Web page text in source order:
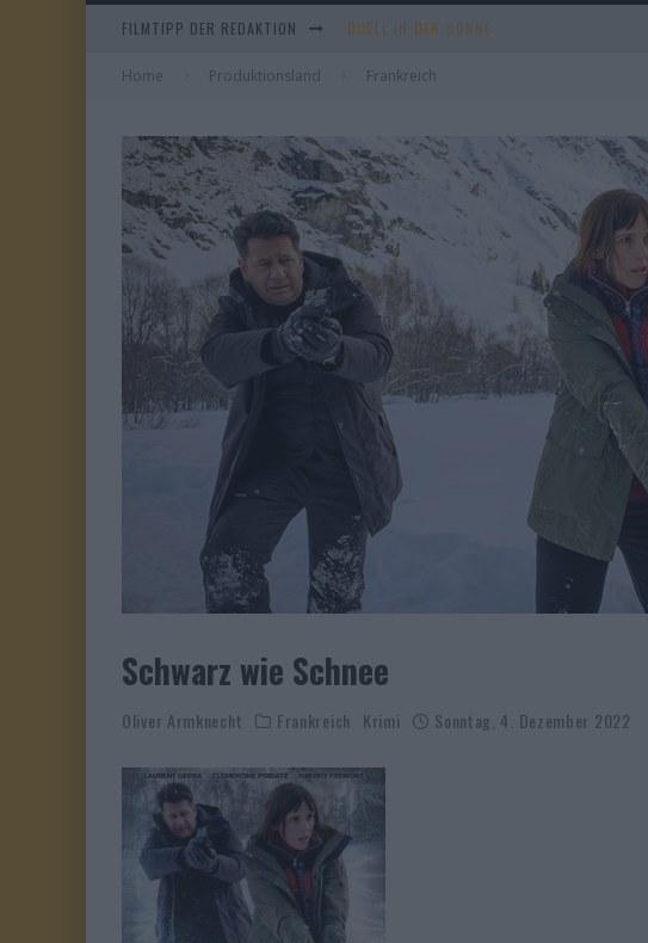
FILMTIPP DER REDAKTION EVERYTIME
WHAM! – 10 DAYS IN CHINA
DUELL IN DER SONNE
Home Produktionsland Frankreich
Schwarz wie Schnee
Oliver Armknecht Frankreich Krimi Sonntag, 4. Dezember 2022